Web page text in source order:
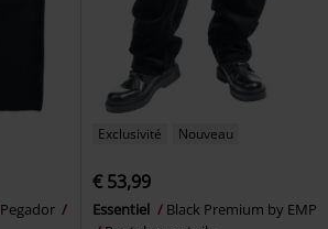
Pegador
Exclusivité Nouveau
€ 53,99
Essentiel
Black Premium by EMP